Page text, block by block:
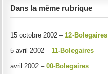
Dans la même rubrique
15 octobre 2002 – 12-Bolegaires
5 avril 2002 –11-Bolegaires
avril 2002 –00-Bolegaires